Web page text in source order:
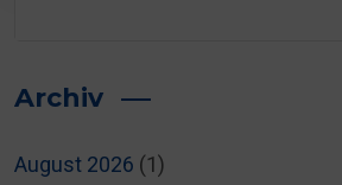
Archiv
August 2026 (1)